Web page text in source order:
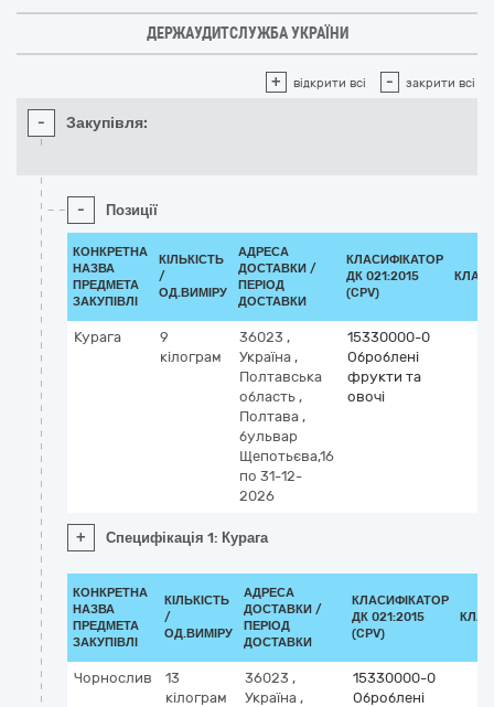
ДЕРЖАУДИТСЛУЖБА УКРАЇНИ
+ відкрити всі - закрити всі
- Закупівля:
- Позиції
КОНКРЕТНА
НАЗВА
ПРЕДМЕТА
ЗАКУПІВЛІ
КІЛЬКІСТЬ
/
ОД.ВИМІРУ
АДРЕСА
ДОСТАВКИ /
ПЕРІОД
ДОСТАВКИ
КЛАСИФІКАТОР
ДК 021:2015
(CPV)
Курага
9
кілограм
36023 ,
Україна ,
Полтавська
область ,
Полтава ,
бульвар
Щепотьєва,16
по 31-12-
2026
15330000-0
Оброблені
фрукти та
овочі
+ Специфікація 1: Курага
КОНКРЕТНА
НАЗВА
ПРЕДМЕТА
ЗАКУПІВЛІ
КІЛЬКІСТЬ
/
ОД.ВИМІРУ
АДРЕСА
ДОСТАВКИ /
ПЕРІОД
ДОСТАВКИ
КЛАСИФІКАТОР
ДК 021:2015
(CPV)
Чорнослив
13
кілограм
36023 ,
Україна ,
15330000-0
Оброблені